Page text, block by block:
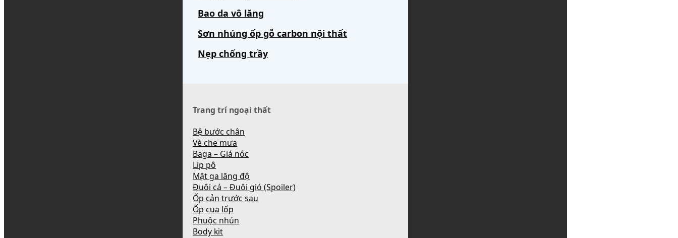
Bao da vô lăng
Sơn nhúng ốp gỗ carbon nội thất
Nẹp chống trầy
Trang trí ngoại thất
Bệ bước chân
Vè che mưa
Baga – Giá nóc
Lip pô
Mặt ga lăng độ
Đuôi cá – Đuôi gió (Spoiler)
Ốp cản trước sau
Ốp cua lốp
Phuộc nhún
Body kit